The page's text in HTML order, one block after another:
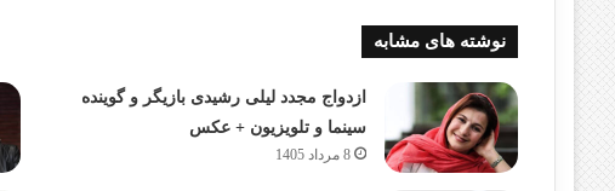
نوشته های مشابه
ازدواج مجدد لیلی رشیدی بازیگر و گوینده
سینما و تلویزیون + عکس
8 مرداد 1405